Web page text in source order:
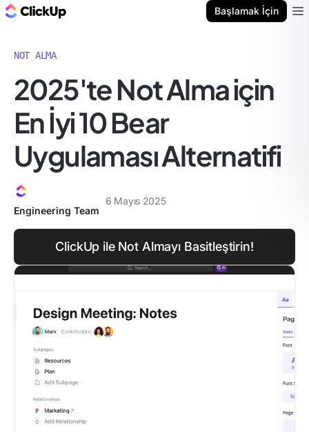
Başlamak İçin
NOT ALMA
2025'te Not Alma için
En İyi 10 Bear
Uygulaması Alternatifi
Engineering Team
6 Mayıs 2025
ClickUp ile Not Almayı Basitleştirin!